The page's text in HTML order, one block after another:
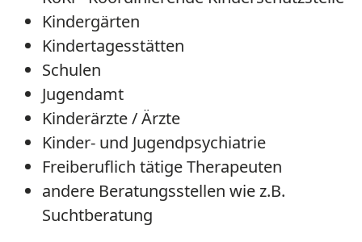
Kindergärten
Kindertagesstätten
Schulen
Jugendamt
Kinderärzte / Ärzte
Kinder- und Jugendpsychiatrie
Freiberuflich tätige Therapeuten
andere Beratungsstellen wie z.B.
Suchtberatung